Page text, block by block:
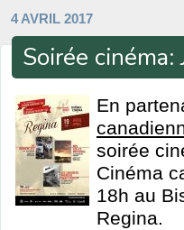
4 AVRIL 2017
Soirée
En
soirée
Cinéma
18h au
Regina.